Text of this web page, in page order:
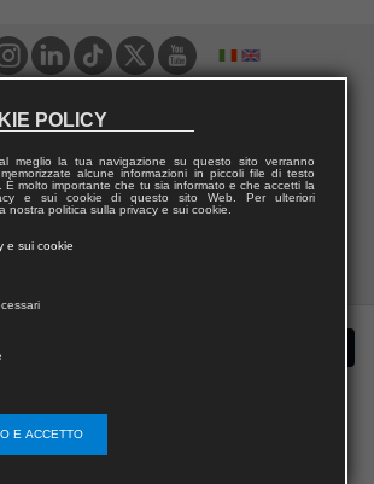
POLICY
meglio la tua navigazione su questo sito verranno
alcune informazioni in piccoli file di testo
È molto importante che tu sia informato e che accetti la
e sui cookie di questo sito Web. Per ulteriori
nostra politica sulla privacy e sui cookie.
e sui cookie
E ACCETTO